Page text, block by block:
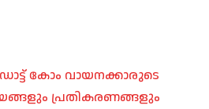
കോം വായനക്കാരുടെ
പ്രതികരണങ്ങളും